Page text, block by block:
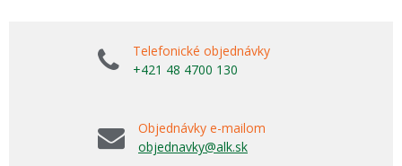
Telefonické objednávky
+421 48 4700 130
Objednávky e-mailom
objednavky@alk.sk